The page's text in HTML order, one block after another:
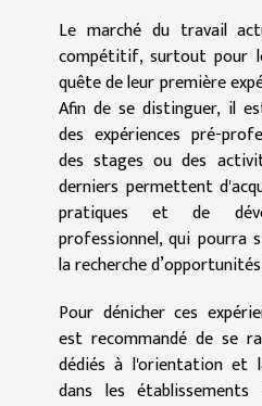
Le marché du travail
compétitif, surtout pour
quête de leur première
Afin de se distinguer, il
des expériences pré-
des stages ou des
derniers permettent
pratiques et de
professionnel, qui pourra
la recherche
Pour dénicher ces
est recommandé de se
dédiés à l'orientation et
dans les établissements